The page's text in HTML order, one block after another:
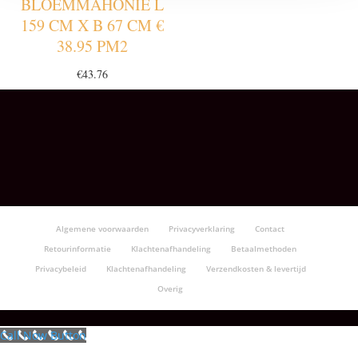
BLOEMMAHONIE L
159 CM X B 67 CM €
38.95 PM2
€43.76
Algemene voorwaarden Privacyverklaring
Contact
Retourinformatie
Klachtenafhandeling
Betaalmethoden
Privacybeleid
Klachtenafhandeling
Verzendkosten & levertijd
Overig
Call Now Button